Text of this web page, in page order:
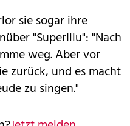
sie sogar ihre
"SuperIllu": "Nach
weg. Aber vor
zurück, und es macht
zu singen."